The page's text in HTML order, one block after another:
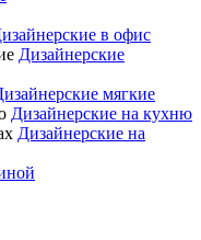
в офис
Дизайнерские
мягкие
Дизайнерские на кухню
Дизайнерские на